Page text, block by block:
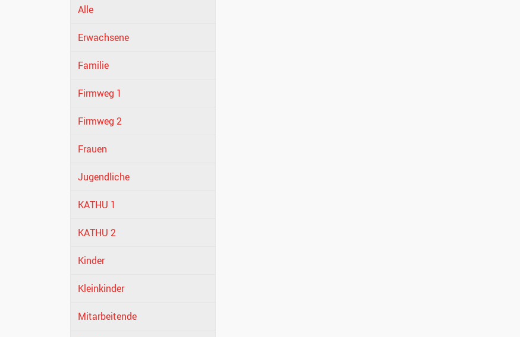
Alle
Erwachsene
Familie
Firmweg 1
Firmweg 2
Frauen
Jugendliche
KATHU 1
KATHU 2
Kinder
Kleinkinder
Mitarbeitende